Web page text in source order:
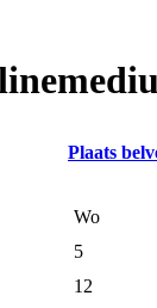
Plaats
Wo
5
12